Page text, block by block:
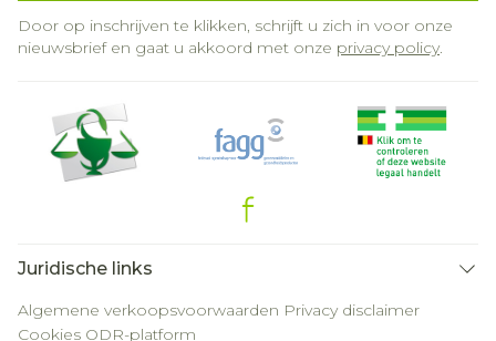
Door op inschrijven te klikken, schrijft u zich in voor onze
nieuwsbrief en gaat u akkoord met onze privacy policy.
Juridische links
Algemene verkoopsvoorwaarden Privacy disclaimer
Cookies ODR-platform